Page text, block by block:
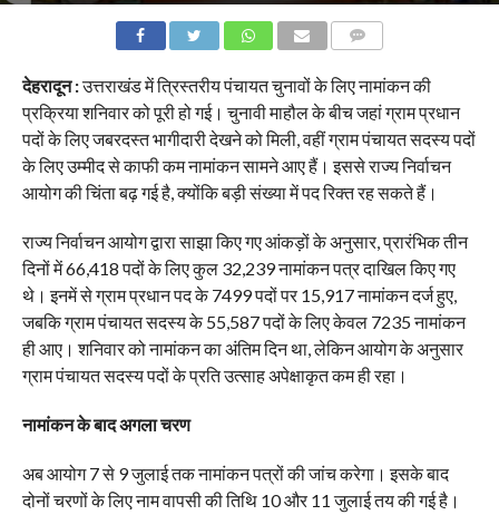
देहरादून :उत्तराखंड में त्रिस्तरीय पंचायत चुनावों के लिए नामांकन की
प्रक्रिया शनिवार को पूरी हो गई। चुनावी माहौल के बीच जहां ग्राम प्रधान
पदों के लिए जबरदस्त भागीदारी देखने को मिली, वहीं ग्राम पंचायत सदस्य पदों
के लिए उम्मीद से काफी कम नामांकन सामने आए हैं। इससे राज्य निर्वाचन
आयोग की चिंता बढ़ गई है, क्योंकि बड़ी संख्या में पद रिक्त रह सकते हैं।
राज्य निर्वाचन आयोग द्वारा साझा किए गए आंकड़ों के अनुसार, प्रारंभिक तीन
दिनों में 66,418 पदों के लिए कुल 32,239 नामांकन पत्र दाखिल किए गए
थे। इनमें से ग्राम प्रधान पद के 7499 पदों पर 15,917 नामांकन दर्ज हुए,
जबकि ग्राम पंचायत सदस्य के 55,587 पदों के लिए केवल 7235 नामांकन
ही आए। शनिवार को नामांकन का अंतिम दिन था, लेकिन आयोग के अनुसार
ग्राम पंचायत सदस्य पदों के प्रति उत्साह अपेक्षाकृत कम ही रहा।
नामांकन के बाद अगला चरण
अब आयोग 7 से 9 जुलाई तक नामांकन पत्रों की जांच करेगा। इसके बाद
दोनों चरणों के लिए नाम वापसी की तिथि 10 और 11 जुलाई तय की गई है।